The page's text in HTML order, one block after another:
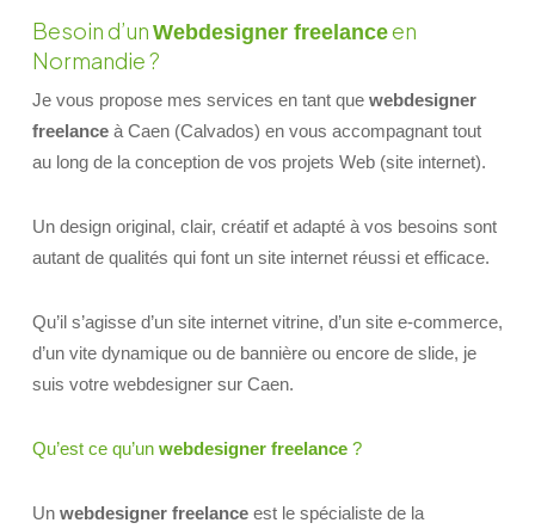
Besoin d’un Webdesigner freelanceen
Normandie ?
Je vous propose mes services en tant que webdesigner
freelanceà Caen (Calvados) en vous accompagnant tout
au long de la conception de vos projets Web (site internet).
Un design original, clair, créatif et adapté à vos besoins sont
autant de qualités qui font un site internet réussi et efficace.
Qu’il s’agisse d’un site internet vitrine, d’un site e-commerce,
d’un vite dynamique ou de bannière ou encore de slide, je
suis votre webdesigner sur Caen.
Qu’est ce qu’un webdesigner freelance?
Un webdesigner freelanceest le spécialiste de la